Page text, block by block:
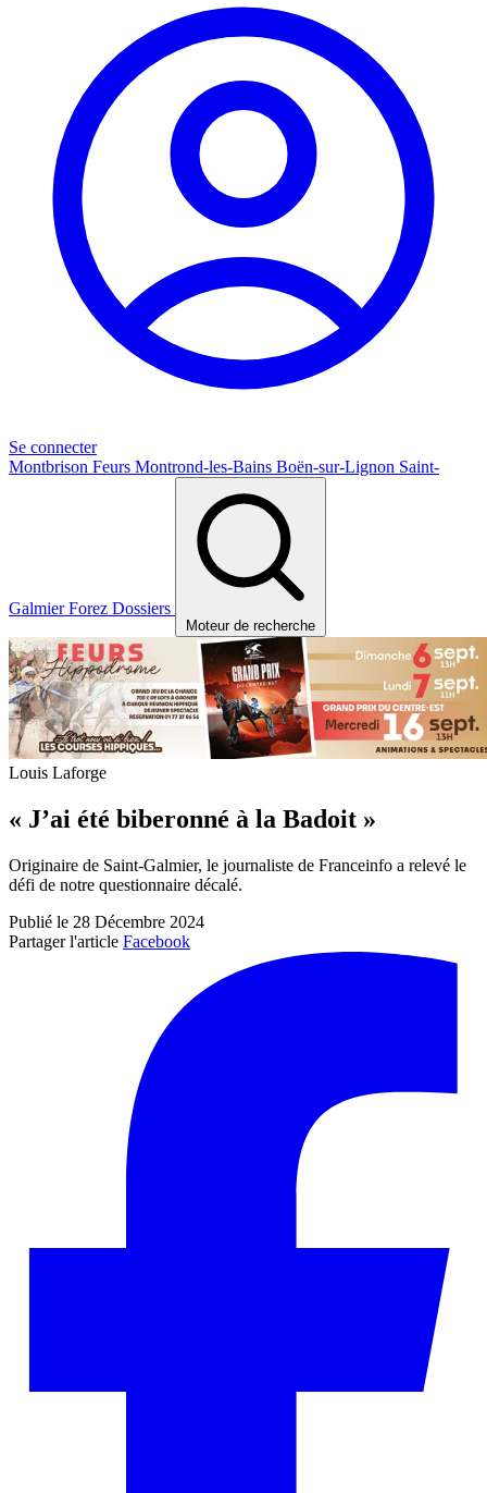
Se connecter
Montbrison Feurs Montrond-les-Bains Boën-sur-Lignon Saint-
GalmierForez Dossiers
Moteur de recherche
Louis Laforge
« J’ai été biberonné à la Badoit »
Originaire de Saint-Galmier, le journaliste de Franceinfo a relevé le
défi de notre questionnaire décalé.
Publié le 28 Décembre 2024
Partager l'article Facebook